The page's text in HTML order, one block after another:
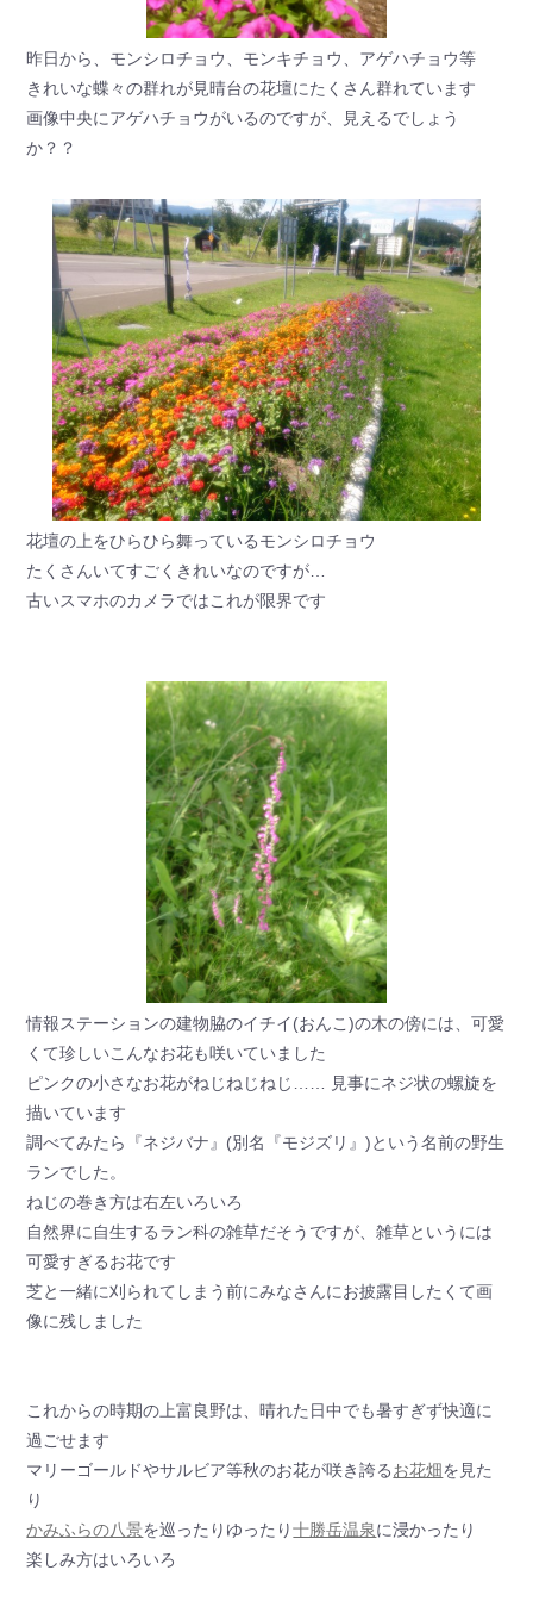
昨日から、モンシロチョウ、モンキチョウ、アゲハチョウ等
きれいな蝶々の群れが見晴台の花壇にたくさん群れています
画像中央にアゲハチョウがいるのですが、見えるでしょう
か？？
花壇の上をひらひら舞っているモンシロチョウ
たくさんいてすごくきれいなのですが…
古いスマホのカメラではこれが限界です
情報ステーションの建物脇のイチイ(おんこ)の木の傍には、可愛
くて珍しいこんなお花も咲いていました
ピンクの小さなお花がねじねじねじ…… 見事にネジ状の螺旋を
描いています
調べてみたら『ネジバナ』(別名『モジズリ』)という名前の野生
ランでした。
ねじの巻き方は右左いろいろ
自然界に自生するラン科の雑草だそうですが、雑草というには
可愛すぎるお花です
芝と一緒に刈られてしまう前にみなさんにお披露目したくて画
像に残しました
これからの時期の上富良野は、晴れた日中でも暑すぎず快適に
過ごせます
マリーゴールドやサルビア等秋のお花が咲き誇るお花畑を見た
り
かみふらの八景を巡ったりゆったり十勝岳温泉に浸かったり
楽しみ方はいろいろ